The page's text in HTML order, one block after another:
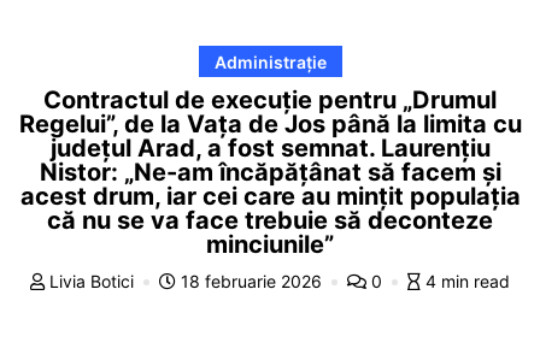
Administrație
Contractul de execuție pentru „Drumul
Regelui”, de la Vața de Jos până la limita cu
județul Arad, a fost semnat. Laurențiu
Nistor: „Ne-am încăpățânat să facem și
acest drum, iar cei care au mințit populația
că nu se va face trebuie să deconteze
minciunile”
Livia Botici 18 februarie 2026 0 4 min read